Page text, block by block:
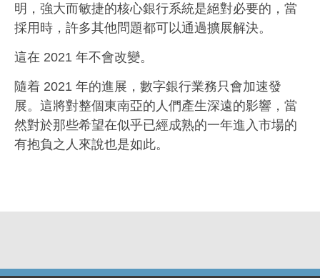
明，強大而敏捷的核心銀行系統是絕對必要的，當
採用時，許多其他問題都可以通過擴展解決。
這在 2021 年不會改變。
隨着 2021 年的進展，數字銀行業務只會加速發
展。這將對整個東南亞的人們產生深遠的影響，當
然對於那些希望在似乎已經成熟的一年進入市場的
有抱負之人來說也是如此。